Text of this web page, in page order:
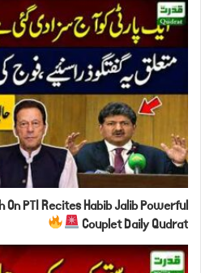
On PTI Recites Habib Jalib Powerful
Couplet Daily Qudrat